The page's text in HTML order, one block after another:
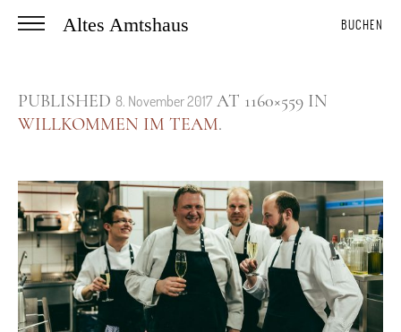
Altes Amtshaus BUCHEN
PUBLISHED 8. November 2017 AT 1160×559 IN
WILLKOMMEN IM TEAM.